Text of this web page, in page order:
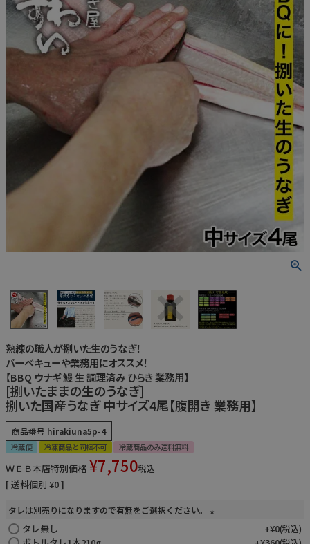
熟練の職人が捌いた生のうなぎ！
バーベキューや業務用にオススメ！
【BBQ ウナギ 鰻 生 調理済み ひらき 業務用】
[捌いたままの生のうなぎ]
捌いた国産うなぎ 中サイズ4尾【腹開き 業務用】
商品番号 hirakiuna5p-4
冷蔵便 冷凍商品と同梱不可 冷蔵商品のみ送料無料
ＷＥＢ本店特別価格 ¥7,750税込
送料個別 ¥0
タレは別売りになりますので有無をご選択ください。
タレ無し +¥0 税込
特典付きカタログ請求
ふるさと納税
おすすめ海産物
インフォーメーション
うなぎ屋かわすいについて
ご利用ガイド
かわすいブログ
工場見学ツアー
産地検索
お問い合わせ